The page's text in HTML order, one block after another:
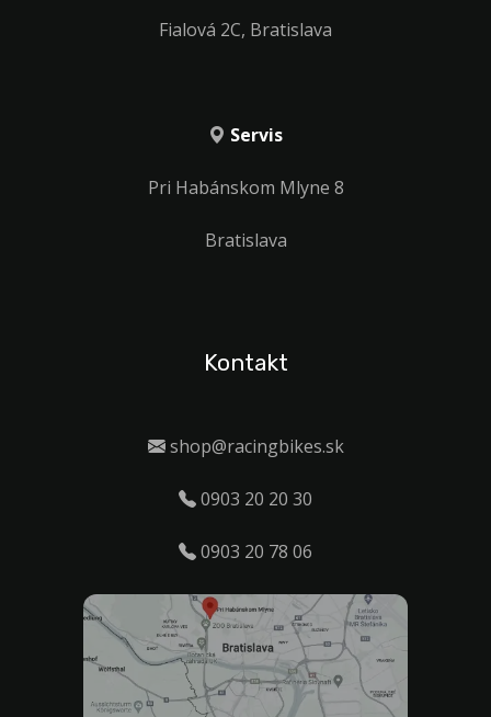
Fialová 2C, Bratislava
Servis
Pri Habánskom Mlyne 8
Bratislava
Kontakt
shop@racingbikes.sk
0903 20 20 30
0903 20 78 06